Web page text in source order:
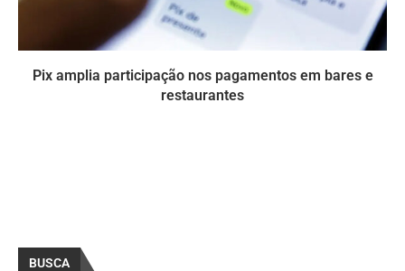
Pix amplia participação nos pagamentos em bares e
restaurantes
BUSCA